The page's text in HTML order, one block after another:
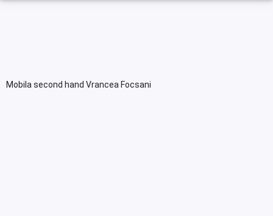
Mobila second hand Vrancea Focsani